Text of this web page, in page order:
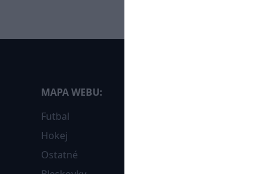
MAPA WEBU:
Futbal
Hokej
Ostatné